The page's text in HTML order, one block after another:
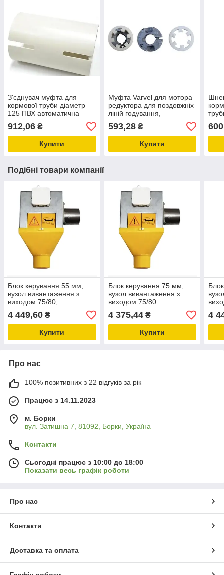
З'єднувач муфта для
кормової труби діаметр
125 ПВХ автоматична
система годування птиці
або свиней
912,06 ₴
Купити
Муфта Varvel для мотора
редуктора для поздовжніх
ліній годування,
утримання свиней і птиці
KG5.019
593,28₴
Купити
600
Подібні товари компанії
Блок керування 55 мм,
вузол вивантаження з
виходом 75/80,
свинарників
4 449,60 ₴
Купити
Блок керування 75 мм,
вузол вивантаження з
виходом 75/80
свинокомплексів
4 375,44₴
Купити
4
Про нас
100% позитивних з 22 відгуків за рік
Працює з 14.11.2023
м. Борки
вул. Затишна 7, 81092, Борки, Україна
Контакти
Сьогодні працює з 10:00 до 18:00
Показати весь графік роботи
Про нас
Контакти
Доставка та оплата